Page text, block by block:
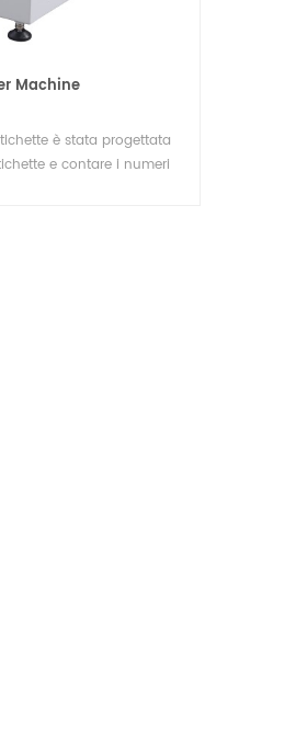
Machine
è stata progettata
e contare i numeri